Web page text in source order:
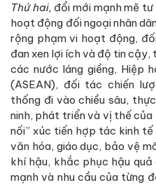
Thứ hai, đổi mới mạnh mẽ
hoạt động đối ngoại nhân
rộng phạm vi hoạt động,
đan xen lợi ích và độ tin cậy,
các nước láng giềng, Hiệp
(ASEAN), đối tác chiến
thống đi vào chiều sâu,
ninh, phát triển và vị thế
nối” xúc tiến hợp tác kinh
văn hóa, giáo dục, bảo vệ
khí hậu, khắc phục hậu
mạnh và nhu cầu của từng